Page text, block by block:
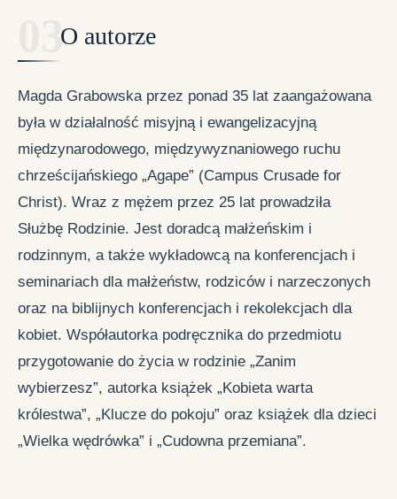
O autorze
Magda Grabowska przez ponad 35 lat zaangażowana
była w działalność misyjną i ewangelizacyjną
międzynarodowego, międzywyznaniowego ruchu
chrześcijańskiego „Agape” (Campus Crusade for
Christ). Wraz z mężem przez 25 lat prowadziła
Służbę Rodzinie. Jest doradcą małżeńskim i
rodzinnym, a także wykładowcą na konferencjach i
seminariach dla małżeństw, rodziców i narzeczonych
oraz na biblijnych konferencjach i rekolekcjach dla
kobiet. Współautorka podręcznika do przedmiotu
przygotowanie do życia w rodzinie „Zanim
wybierzesz”, autorka książek „Kobieta warta
królestwa”, „Klucze do pokoju” oraz książek dla dzieci
„Wielka wędrówka” i „Cudowna przemiana”.